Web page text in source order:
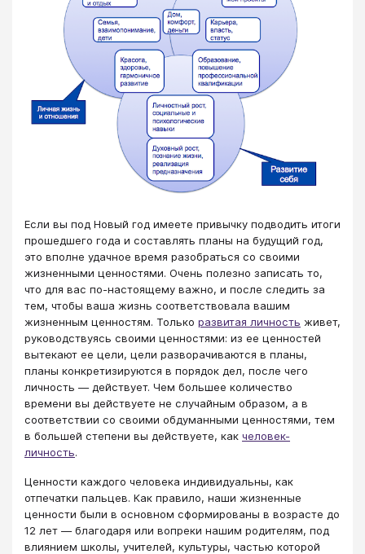
Если вы под Новый год имеете привычку подводить итоги
прошедшего года и составлять планы на будущий год,
это вполне удачное время разобраться со своими
жизненными ценностями. Очень полезно записать то,
что для вас по-настоящему важно, и после следить за
тем, чтобы ваша жизнь соответствовала вашим
жизненным ценностям. Только развитая личность живет,
руководствуясь своими ценностями: из ее ценностей
вытекают ее цели, цели разворачиваются в планы,
планы конкретизируются в порядок дел, после чего
личность — действует. Чем большее количество
времени вы действуете не случайным образом, а в
соответствии со своими обдуманными ценностями, тем
в большей степени вы действуете, как человек-
личность.
Ценности каждого человека индивидуальны, как
отпечатки пальцев. Как правило, наши жизненные
ценности были в основном сформированы в возрасте до
12 лет — благодаря или вопреки нашим родителям, под
влиянием школы, учителей, культуры, частью которой